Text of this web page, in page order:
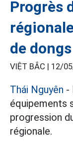
Progrès
de
VIỆT BẮC | 12/
Thái Nguyên -
équipements
progression
régionale.